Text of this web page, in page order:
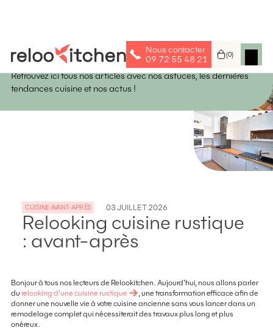
Nous contacter
09 72 55 48 21
(0)
Astuces & Idées
Retrouvez ici tous nos articles avec nos astuces, les dernières
tendances cuisine et nos actus !
CUISINE AVANT-APRÈS 03 JUILLET 2026
Relooking cuisine rustique
: avant-après
Bonjour à tous nos lecteurs de Relookitchen. Aujourd'hui, nous allons parler
du relooking d'une cuisine rustique
, une transformation efficace afin de
donner une nouvelle vie à votre cuisine ancienne sans vous lancer dans un
remodelage complet qui nécessiterait des travaux plus long et plus
onéreux.